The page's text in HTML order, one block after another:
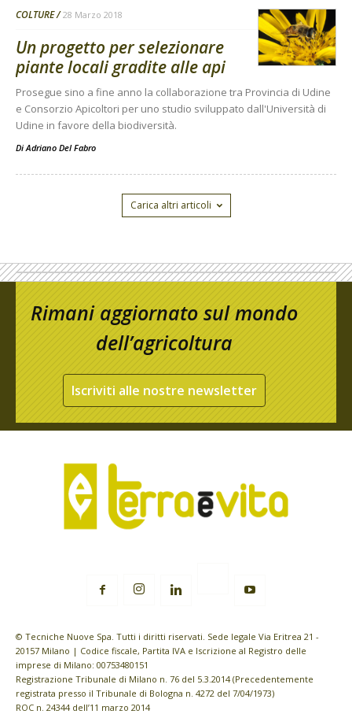
COLTURE 28 Marzo 2018
Un progetto per selezionare
piante locali gradite alle api
Prosegue sino a fine anno la collaborazione tra Provincia di Udine
e Consorzio Apicoltori per uno studio sviluppato dall'Università di
Udine in favore della biodiversità.
Di Adriano Del Fabro
Carica altri articoli
Rimani aggiornato sul mondo
dell’agricoltura
Iscriviti alle nostre newsletter
© Tecniche Nuove Spa. Tutti i diritti riservati. Sede legale Via Eritrea 21 -
20157 Milano | Codice fiscale, Partita IVA e Iscrizione al Registro delle
imprese di Milano: 00753480151
Registrazione Tribunale di Milano n. 76 del 5.3.2014 (Precedentemente
registrata presso il Tribunale di Bologna n. 4272 del 7/04/1973)
ROC n. 24344 dell’11 marzo 2014